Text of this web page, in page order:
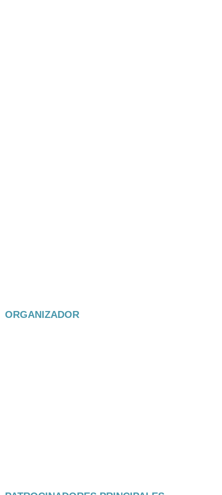
ORGANIZADOR